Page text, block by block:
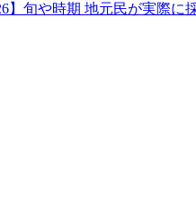
】旬や時期 地元民が実際に